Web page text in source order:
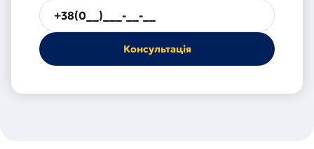
Будь
ласка,
введіть
номер
телефону